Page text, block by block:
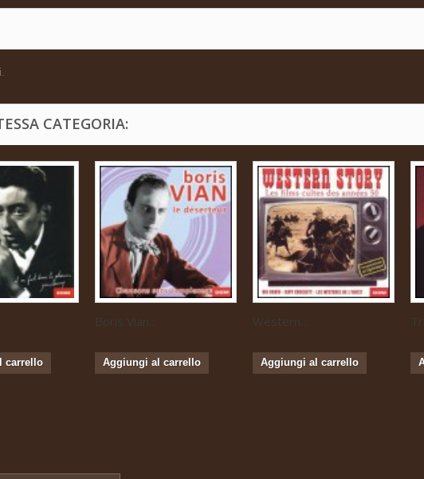
CATEGORIA:
carrello
Boris Vian...
Aggiungi al carrello
Western...
Aggiungi al carrello